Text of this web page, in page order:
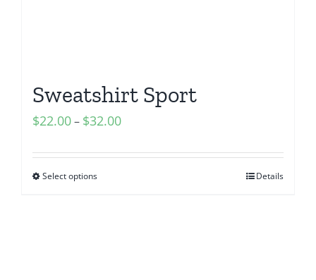
Sweatshirt Sport
$22.00– $32.00
Select options Details